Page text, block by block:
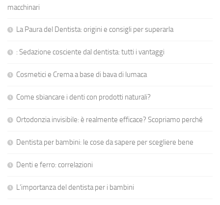
macchinari
La Paura del Dentista: origini e consigli per superarla
: Sedazione cosciente dal dentista: tutti i vantaggi
Cosmetici e Crema a base di bava di lumaca
Come sbiancare i denti con prodotti naturali?
Ortodonzia invisibile: è realmente efficace? Scopriamo perché
Dentista per bambini: le cose da sapere per scegliere bene
Denti e ferro: correlazioni
L’importanza del dentista per i bambini